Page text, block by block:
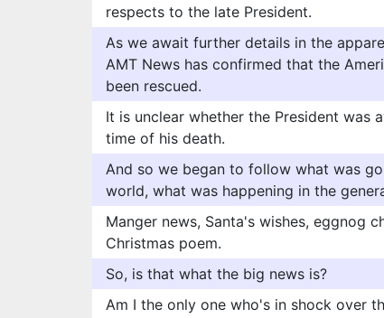
respects to the late President.
As we await further details in the
AMT News has confirmed that the
been rescued.
It is unclear whether the President was
time of his death.
And so we began to follow what was
world, what was happening in the
Manger news, Santa's wishes, eggnog
Christmas poem.
So, is that what the big news is?
Am I the only one who's in shock over